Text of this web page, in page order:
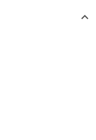
keyboard_arrow_up